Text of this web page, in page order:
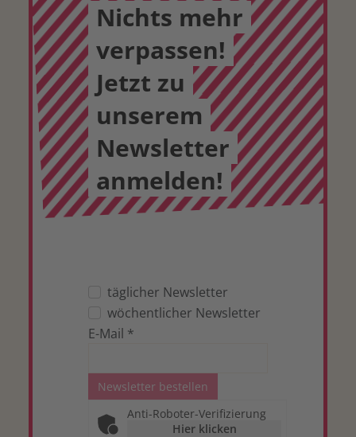
Nichts mehr
verpassen!
Jetzt zu
unserem
Newsletter
anmelden!
täglicher Newsletter
wöchentlicher Newsletter
E-Mail *
Newsletter bestellen
Anti-Roboter-Verifizierung
Hier klicken